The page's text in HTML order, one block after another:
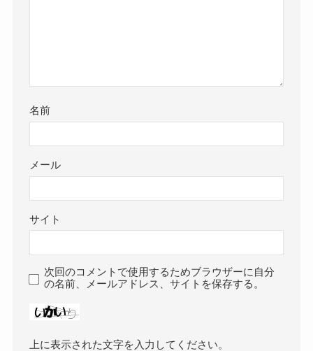
名前
メール
サイト
次回のコメントで使用するためブラウザーに自分
の名前、メールアドレス、サイトを保存する。
上に表示された文字を入力してください。